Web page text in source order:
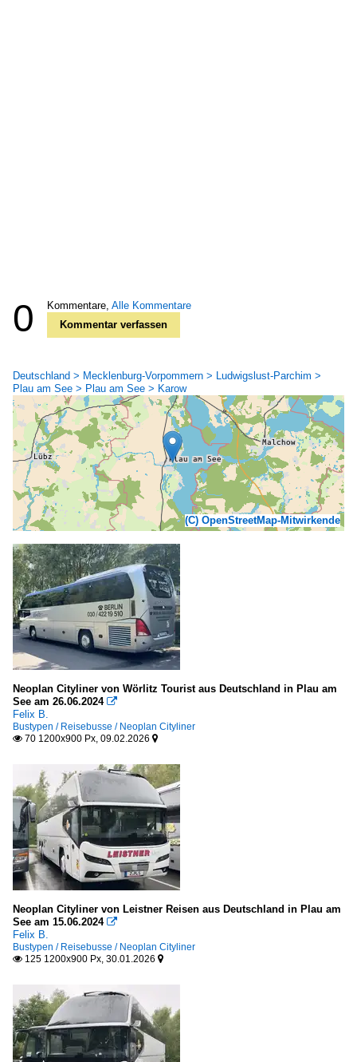
0 Kommentare, Alle Kommentare
Kommentar verfassen
Deutschland > Mecklenburg-Vorpommern > Ludwigslust-Parchim >
Plau am See > Plau am See > Karow
(C) OpenStreetMap-Mitwirkende
Neoplan Cityliner von Wörlitz Tourist aus Deutschland in Plau am
See am 26.06.2024 
Felix B.
Bustypen / Reisebusse / Neoplan Cityliner
 70 1200x900 Px, 09.02.2026 
Neoplan Cityliner von Leistner Reisen aus Deutschland in Plau am
See am 15.06.2024 
Felix B.
Bustypen / Reisebusse / Neoplan Cityliner
 125 1200x900 Px, 30.01.2026 